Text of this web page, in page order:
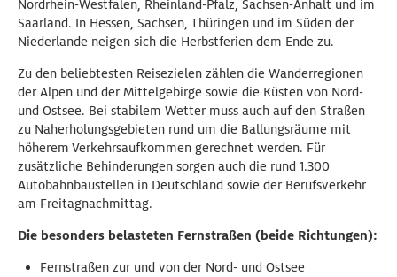
Nordrhein-Westfalen, Rheinland-Pfalz, Sachsen-Anhalt und im
Saarland. In Hessen, Sachsen, Thüringen und im Süden der
Niederlande neigen sich die Herbstferien dem Ende zu.
Zu den beliebtesten Reisezielen zählen die Wanderregionen
der Alpen und der Mittelgebirge sowie die Küsten von Nord-
und Ostsee. Bei stabilem Wetter muss auch auf den Straßen
zu Naherholungsgebieten rund um die Ballungsräume mit
höherem Verkehrsaufkommen gerechnet werden. Für
zusätzliche Behinderungen sorgen auch die rund 1.300
Autobahnbaustellen in Deutschland sowie der Berufsverkehr
am Freitagnachmittag.
Die besonders belasteten Fernstraßen (beide Richtungen):
Fernstraßen zur und von der Nord- und Ostsee